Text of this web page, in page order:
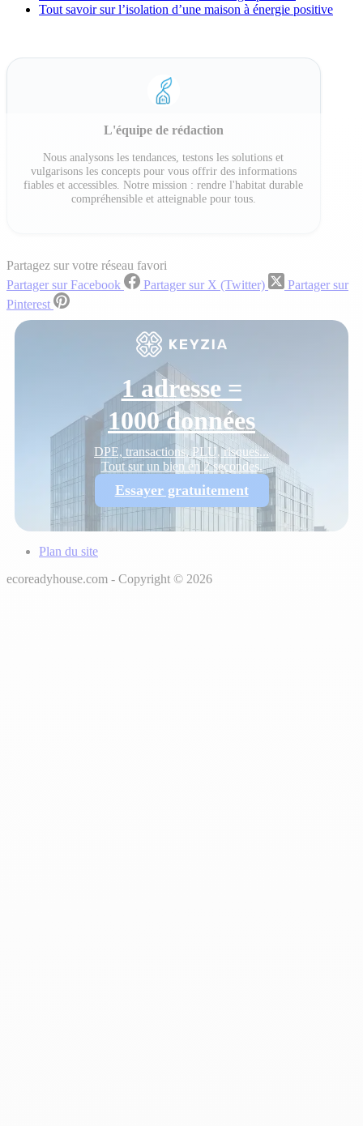
Tout savoir sur l’isolation d’une maison à énergie positive
L'équipe de rédaction
Nous analysons les tendances, testons les solutions et
vulgarisons les concepts pour vous offrir des informations
fiables et accessibles. Notre mission : rendre l'habitat durable
compréhensible et atteignable pour tous.
Partagez sur votre réseau favori
Partager sur Facebook
Partager sur X (Twitter)
Partager sur
Pinterest
1 adresse =
1000 données
DPE, transactions, PLU, risques...
Tout sur un bien en 2 secondes.
Essayer gratuitement
Plan du site
ecoreadyhouse.com - Copyright © 2026